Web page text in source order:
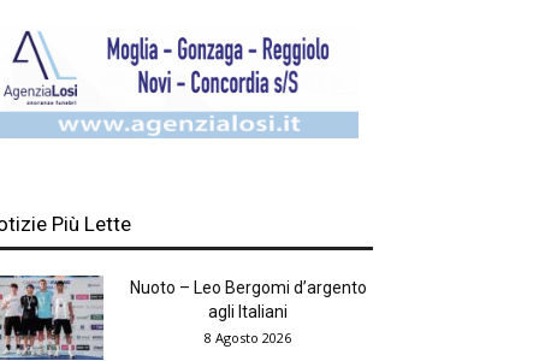
Più Lette
Nuoto – Leo Bergomi d’argento
agli Italiani
8 Agosto 2026